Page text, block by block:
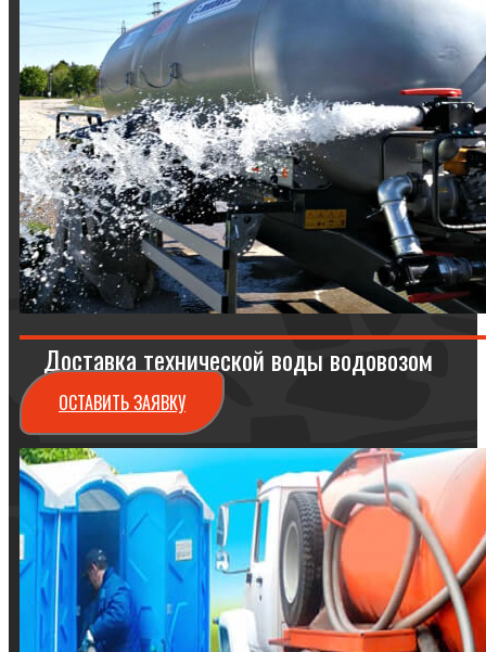
Доставка технической воды водовозом
ОСТАВИТЬ ЗАЯВКУ